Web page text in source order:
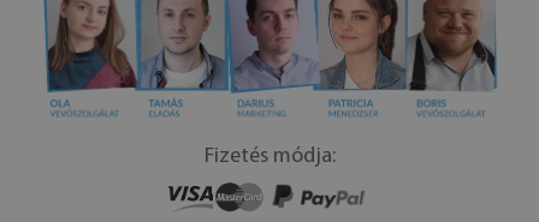
Fizetés módja: